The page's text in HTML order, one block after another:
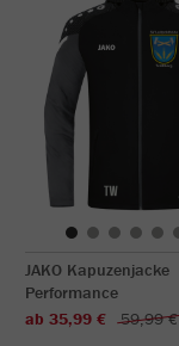
JAKO Kapuzenjacke
Performance
ab 35,99 €
59,99 €